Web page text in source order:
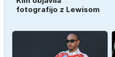
fotografijo z Lewisom